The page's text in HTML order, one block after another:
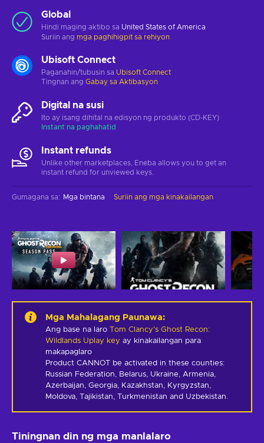
Global
Hindi maging aktibo sa United States of America
Suriin ang mga paghihigpit sa rehiyon
Ubisoft Connect
Paganahin/tubusin sa Ubisoft Connect
Tingnan ang Gabay sa Aktibasyon
Digital na susi
Ito ay isang dihital na edisyon ng produkto (CD-KEY)
Instant na paghahatid
Instant refunds
Unlike other marketplaces, Eneba allows you to get an
instant refund for unviewed keys.
Gumagana sa: Mga bintana Suriin ang mga kinakailangan
Mga Mahalagang Paunawa:
Ang base na laro Tom Clancy's Ghost Recon:
Wildlands Uplay key ay kinakailangan para
makapaglaro
Product CANNOT be activated in these counties:
Russian Federation, Belarus, Ukraine, Armenia,
Azerbaijan, Georgia, Kazakhstan, Kyrgyzstan,
Moldova, Tajikistan, Turkmenistan and Uzbekistan.
Tiningnan din ng mga manlalaro